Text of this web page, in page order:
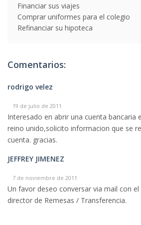
Financiar sus viajes
Comprar uniformes para el colegio
Refinanciar su hipoteca
Comentarios:
rodrigo velez
19 de julio de 2011
Interesado en abrir una cuenta bancaria
reino unido,solicito informacion que se
cuenta. gracias.
JEFFREY JIMENEZ
7 de noviembre de 2011
Un favor deseo conversar via mail con el
director de Remesas / Transferencia.